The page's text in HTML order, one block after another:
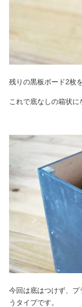
残りの黒板ボード2枚
これで底なしの箱状に
今回は底はつけず、プ
うタイプです。